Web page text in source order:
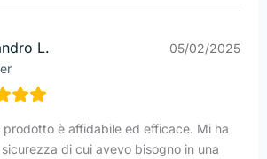
L. 05/02/2025
prodotto è affidabile ed efficace. Mi ha
di cui avevo bisogno in una